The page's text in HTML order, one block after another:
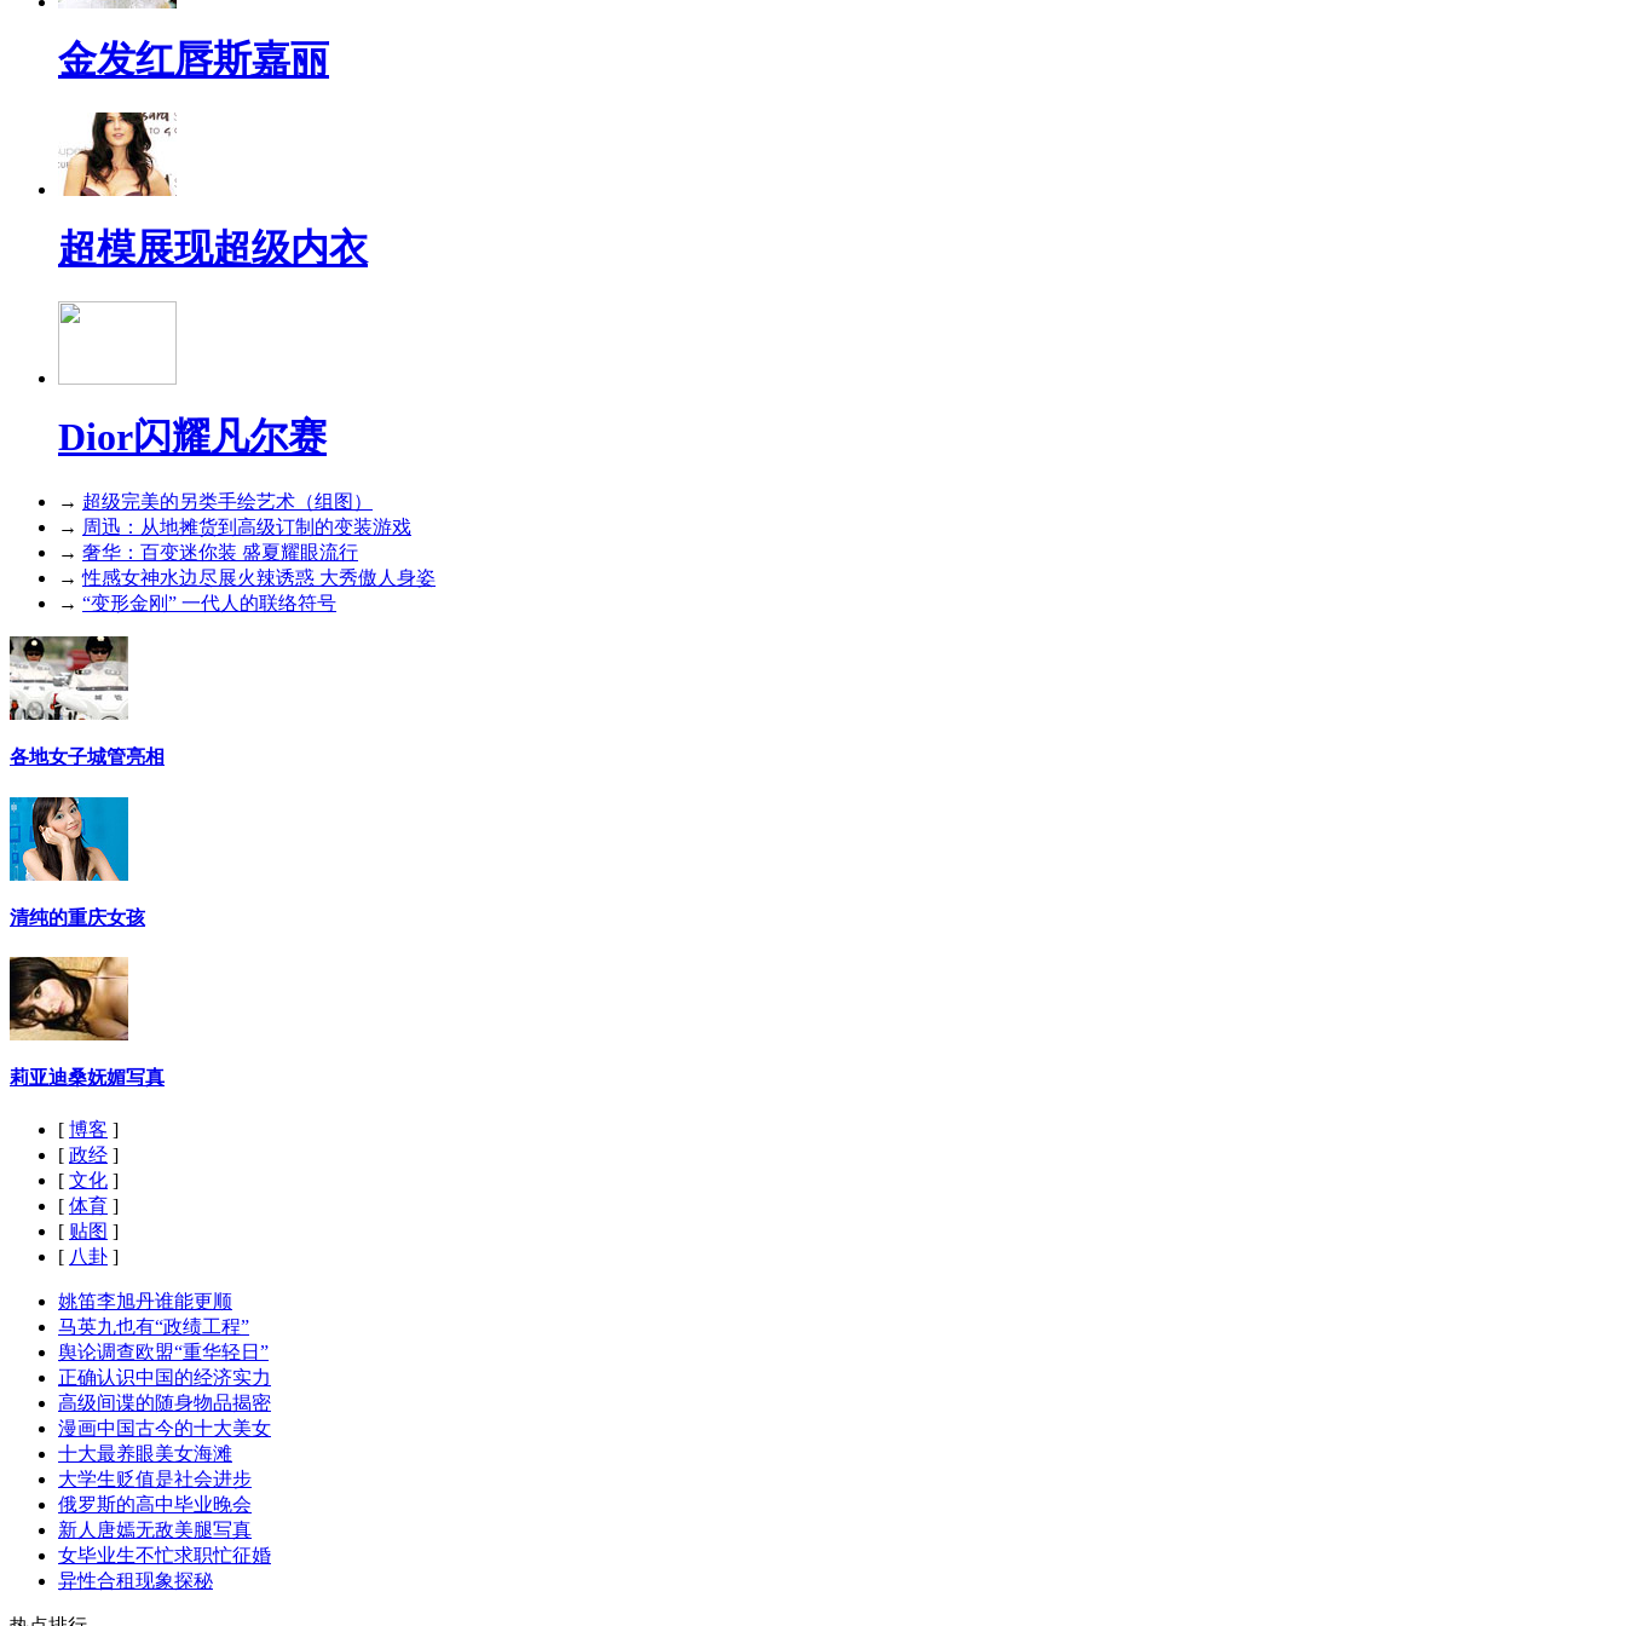
金发红唇斯嘉丽
超模展现超级内衣
Dior闪耀凡尔赛
→ 超级完美的另类手绘艺术（组图）
→ 周迅：从地摊货到高级订制的变装游戏
→ 奢华：百变迷你装 盛夏耀眼流行
→性感女神水边尽展火辣诱惑 大秀傲人身姿
→ “变形金刚” 一代人的联络符号
各地女子城管亮相
清纯的重庆女孩
莉亚迪桑妩媚写真
[ 博客 ]
[ 政经 ]
[ 文化 ]
[ 体育 ]
[ 贴图 ]
[ 八卦 ]
姚笛李旭丹谁能更顺
马英九也有“政绩工程”
舆论调查欧盟“重华轻日”
正确认识中国的经济实力
高级间谍的随身物品揭密
漫画中国古今的十大美女
十大最养眼美女海滩
大学生贬值是社会进步
俄罗斯的高中毕业晚会
新人唐嫣无敌美腿写真
女毕业生不忙求职忙征婚
异性合租现象探秘